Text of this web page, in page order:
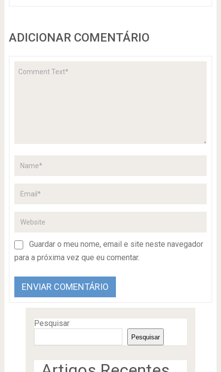
ADICIONAR COMENTÁRIO
Guardar o meu nome, email e site neste navegador
para a próxima vez que eu comentar.
Pesquisar
Pesquisar